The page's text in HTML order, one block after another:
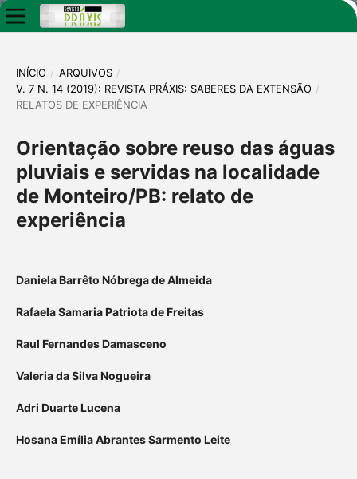
INÍCIO / ARQUIVOS /
V. 7 N. 14 (2019): REVISTA PRÁXIS: SABERES DA EXTENSÃO /
RELATOS DE EXPERIÊNCIA
Orientação sobre reuso das águas
pluviais e servidas na localidade
de Monteiro/PB: relato de
experiência
Daniela Barrêto Nóbrega de Almeida
Rafaela Samaria Patriota de Freitas
Raul Fernandes Damasceno
Valeria da Silva Nogueira
Adri Duarte Lucena
Hosana Emília Abrantes Sarmento Leite